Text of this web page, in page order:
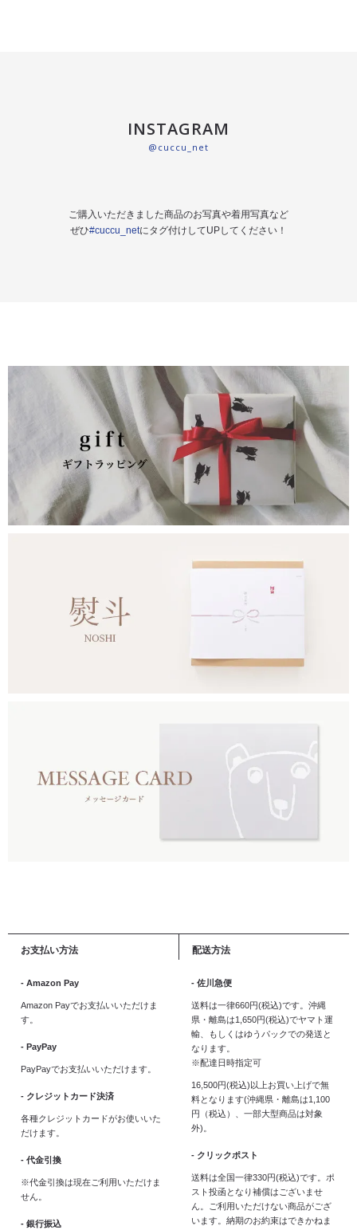
INSTAGRAM
@cuccu_net
ご購入いただきました商品のお写真や着用写真など
ぜひ#cuccu_netにタグ付けしてUPしてください！
お支払い方法
- Amazon Pay
Amazon Payでお支払いいただけま
す。
- PayPay
PayPayでお支払いいただけます。
- クレジットカード決済
各種クレジットカードがお使いいた
だけます。
- 代金引換
※代金引換は現在ご利用いただけま
せん。
- 銀行振込
配送方法
- 佐川急便
送料は一律660円(税込)です。沖縄
県・離島は1,650円(税込)でヤマト運
輸、もしくはゆうパックでの発送と
なります。
※配達日時指定可
16,500円(税込)以上お買い上げで無
料となります(沖縄県・離島は1,100
円（税込）、一部大型商品は対象
外)。
- クリックポスト
送料は全国一律330円(税込)です。ポ
スト投函となり補償はございませ
ん。ご利用いただけない商品がござ
います。納期のお約束はできかねま